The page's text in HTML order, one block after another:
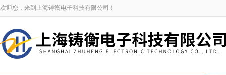
欢迎您，来到上海铸衡电子科技有限公司！